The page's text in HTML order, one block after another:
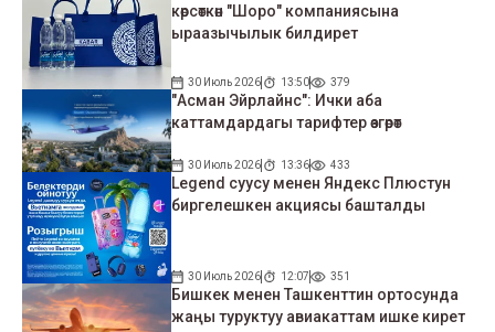
көрсөткөн "Шоро" компаниясына
ыраазычылык билдирет
30 Июль 2026 13:50 379
"Асман Эйрлайнс": Ички аба
каттамдардагы тарифтер өзгөрөт
30 Июль 2026 13:36 433
Legend суусу менен Яндекс Плюстун
биргелешкен акциясы башталды
30 Июль 2026 12:07 351
Бишкек менен Ташкенттин ортосунда
жаңы туруктуу авиакаттам ишке кирет